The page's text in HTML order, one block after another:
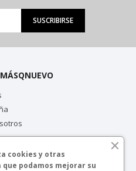
SUSCRIBIRSE
cookies y otras
podamos mejorar su